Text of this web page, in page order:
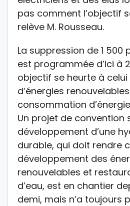
pas comment l’objectif
relève M. Rousseau.
La suppression de 1 500
est programmée d’ici à
objectif se heurte à celui
d’énergies
consommation
Un projet de convention
développement d’une
durable, qui doit rendre
développement des
renouvelables et
d’eau, est en chantier
demi, mais n’a toujours